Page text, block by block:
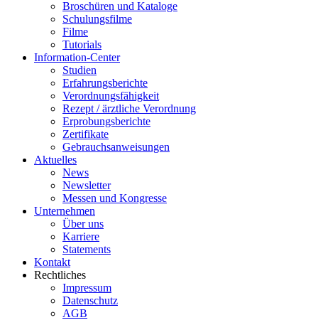
Broschüren und Kataloge
Schulungsfilme
Filme
Tutorials
Information-Center
Studien
Erfahrungsberichte
Verordnungsfähigkeit
Rezept / ärztliche Verordnung
Erprobungsberichte
Zertifikate
Gebrauchsanweisungen
Aktuelles
News
Newsletter
Messen und Kongresse
Unternehmen
Über uns
Karriere
Statements
Kontakt
Rechtliches
Impressum
Datenschutz
AGB